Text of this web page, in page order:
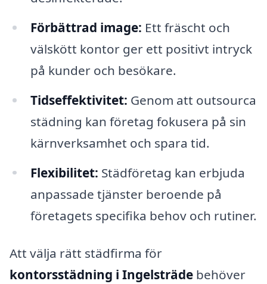
Förbättrad image: Ett fräscht och
välskött kontor ger ett positivt intryck
på kunder och besökare.
Tidseffektivitet: Genom att outsourca
städning kan företag fokusera på sin
kärnverksamhet och spara tid.
Flexibilitet: Städföretag kan erbjuda
anpassade tjänster beroende på
företagets specifika behov och rutiner.
Att välja rätt städfirma för
kontorsstädning i Ingelsträde behöver